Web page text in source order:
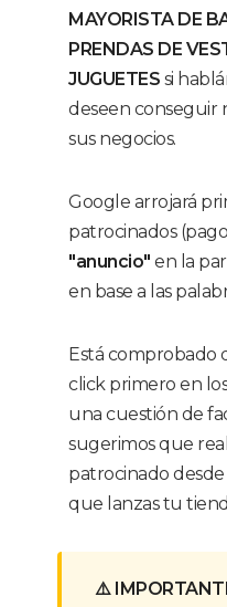
MAYORISTA DE
PRENDAS DE
JUGUETES si
deseen conseguir
sus negocios.
Google arrojará
patrocinados
"anuncio" en la
en base a las
Está comprobado
click primero en
una cuestión de
sugerimos que
patrocinado
que lanzas tu
⚠️